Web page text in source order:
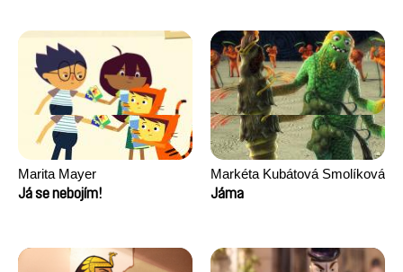
Marita Mayer
Já se nebojím!
Markéta Kubátová Smolíková
Jáma